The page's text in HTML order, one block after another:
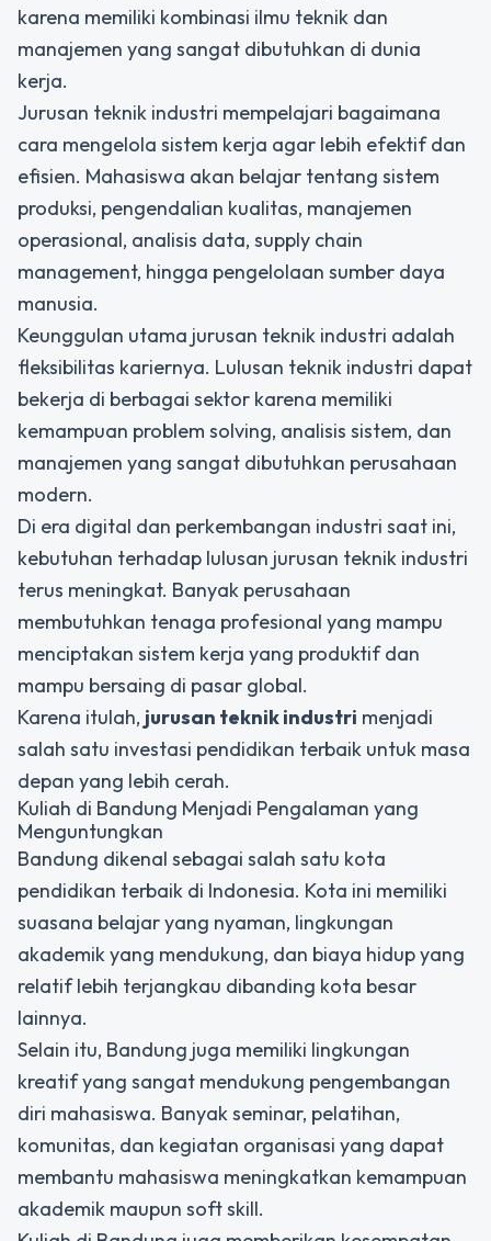
karena memiliki kombinasi ilmu teknik dan
manajemen yang sangat dibutuhkan di dunia
kerja.
Jurusan teknik industri mempelajari bagaimana
cara mengelola sistem kerja agar lebih efektif dan
efisien. Mahasiswa akan belajar tentang sistem
produksi, pengendalian kualitas, manajemen
operasional, analisis data, supply chain
management, hingga pengelolaan sumber daya
manusia.
Keunggulan utama jurusan teknik industri adalah
fleksibilitas kariernya. Lulusan teknik industri dapat
bekerja di berbagai sektor karena memiliki
kemampuan problem solving, analisis sistem, dan
manajemen yang sangat dibutuhkan perusahaan
modern.
Di era digital dan perkembangan industri saat ini,
kebutuhan terhadap lulusan jurusan teknik industri
terus meningkat. Banyak perusahaan
membutuhkan tenaga profesional yang mampu
menciptakan sistem kerja yang produktif dan
mampu bersaing di pasar global.
Karena itulah, jurusan teknik industri menjadi
salah satu investasi pendidikan terbaik untuk masa
depan yang lebih cerah.
Kuliah di Bandung Menjadi Pengalaman yang
Menguntungkan
Bandung dikenal sebagai salah satu kota
pendidikan terbaik di Indonesia. Kota ini memiliki
suasana belajar yang nyaman, lingkungan
akademik yang mendukung, dan biaya hidup yang
relatif lebih terjangkau dibanding kota besar
lainnya.
Selain itu, Bandung juga memiliki lingkungan
kreatif yang sangat mendukung pengembangan
diri mahasiswa. Banyak seminar, pelatihan,
komunitas, dan kegiatan organisasi yang dapat
membantu mahasiswa meningkatkan kemampuan
akademik maupun soft skill.